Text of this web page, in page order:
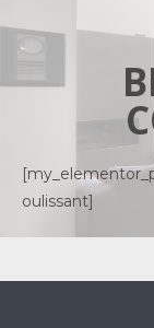
oulissant]